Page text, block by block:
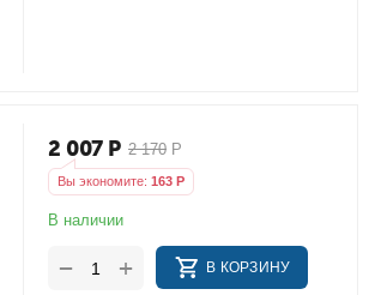
2 170 Р
2 007 Р
Вы экономите: 163Р
В наличии
+
− В КОРЗИНУ